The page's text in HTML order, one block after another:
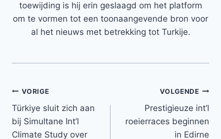
toewijding is hij erin geslaagd om het platform
om te vormen tot een toonaangevende bron voor
al het nieuws met betrekking tot Turkije.
Bericht
navigatie
VORIGE
Türkiye sluit zich aan
bij Simultane Int’l
Climate Study over
VOLGENDE
Prestigieuze int’l
roeierraces beginnen
in Edirne